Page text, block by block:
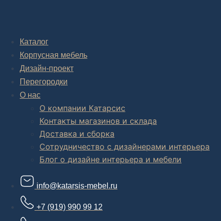
Каталог
Корпусная мебель
Дизайн-проект
Перегородки
О нас
О компании Катарсис
Контакты магазинов и склада
Доставка и сборка
Сотрудничество с дизайнерами интерьера
Блог о дизайне интерьера и мебели
info@katarsis-mebel.ru
+7 (919) 990 99 12